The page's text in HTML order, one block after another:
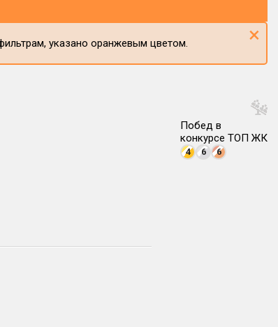
указано оранжевым цветом. ×
Побед в
конкурсе ТОП ЖК
4 6 6